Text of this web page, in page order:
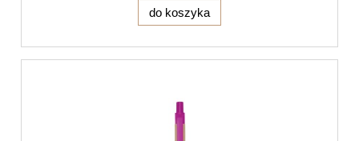
do koszyka